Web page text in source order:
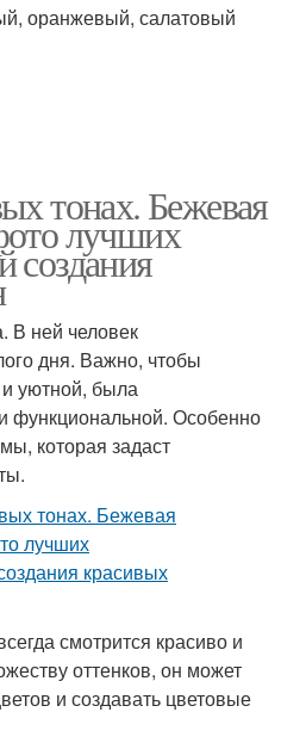
оранжевый, салатовый
тонах. Бежевая
лучших
создания
В ней человек
дня. Важно, чтобы
уютной, была
функциональной. Особенно
которая задаст
смотрится красиво и
оттенков, он может
и создавать цветовые